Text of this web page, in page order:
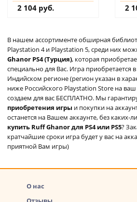
2 104 руб.
2
В нашем ассортименте обширная
Playstation 4 и Playstation 5, среди них
Ghanor PS4 (Турция), которая
специально для Вас. Игра приобретается
Индийском регионе (регион указан в
ниже Российского Playstation Store на
создаем для вас БЕСПЛАТНО. Мы
приобретения игры и покупки на
останется на Вашем аккаунте, без каких-
купить Ruff Ghanor для PS4 или PS5?
кратчайшие сроки игра будет у вас на
приятной Вам игры)
О нас